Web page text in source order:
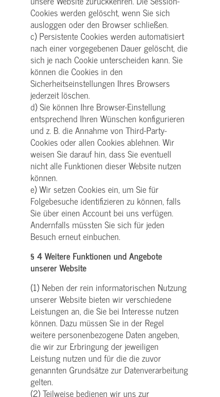
Cookies werden gelöscht, wenn Sie sich
ausloggen oder den Browser schließen.
c) Persistente Cookies werden automatisiert
nach einer vorgegebenen Dauer gelöscht, die
sich je nach Cookie unterscheiden kann. Sie
können die Cookies in den
Sicherheitseinstellungen Ihres Browsers
jederzeit löschen.
d) Sie können Ihre Browser-Einstellung
entsprechend Ihren Wünschen konfigurieren
und z. B. die Annahme von Third-Party-
Cookies oder allen Cookies ablehnen. Wir
weisen Sie darauf hin, dass Sie eventuell
nicht alle Funktionen dieser Website nutzen
können.
e) Wir setzen Cookies ein, um Sie für
Folgebesuche identifizieren zu können, falls
Sie über einen Account bei uns verfügen.
Andernfalls müssten Sie sich für jeden
Besuch erneut einbuchen.
§ 4 Weitere Funktionen und Angebote
unserer Website
(1) Neben der rein informatorischen Nutzung
unserer Website bieten wir verschiedene
Leistungen an, die Sie bei Interesse nutzen
können. Dazu müssen Sie in der Regel
weitere personenbezogene Daten angeben,
die wir zur Erbringung der jeweiligen
Leistung nutzen und für die die zuvor
genannten Grundsätze zur Datenverarbeitung
gelten.
(2) Teilweise bedienen wir uns zur